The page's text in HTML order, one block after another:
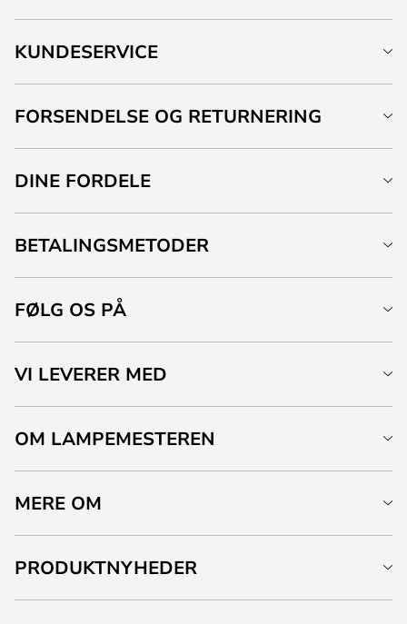
KUNDESERVICE
FORSENDELSE OG RETURNERING
DINE FORDELE
BETALINGSMETODER
FØLG OS PÅ
VI LEVERER MED
OM LAMPEMESTEREN
MERE OM
PRODUKTNYHEDER